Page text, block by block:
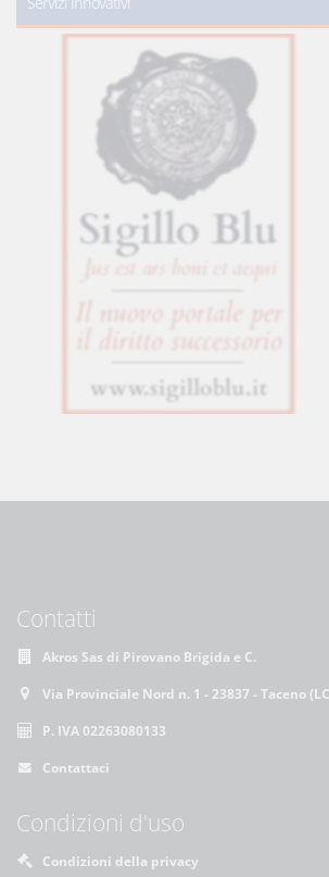
Contatti
Akros Sas di Pirovano Brigida e C.
Via Provinciale Nord n. 1 - 23837 - Taceno
P. IVA 02263080133
Contattaci
Condizioni d'uso
Condizioni della privacy